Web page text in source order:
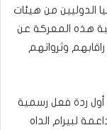
الدوليين من هيئات
هذه المعركة عن
وثرواتهم
ردة فعل رسمية
لبيرام الداه